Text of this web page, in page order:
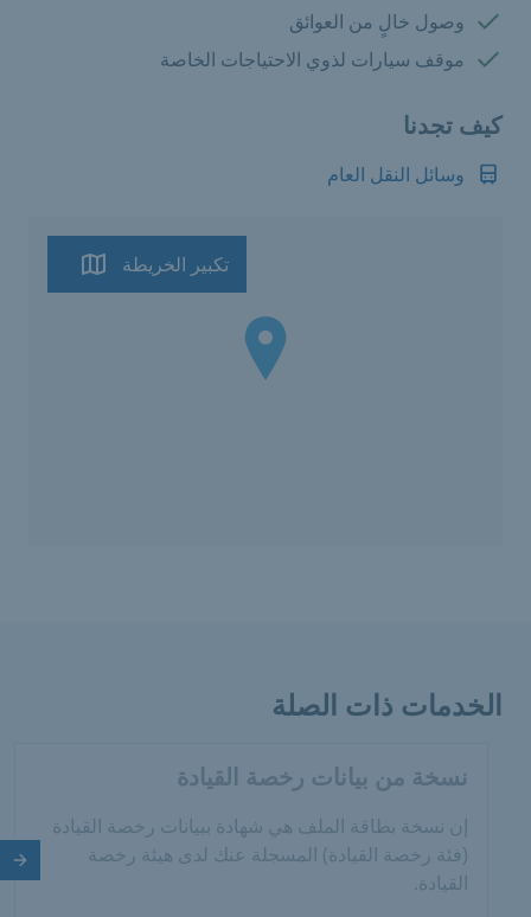
متوفرة:وصول خالٍ من العوائق
متوفرة:موقف سيارات لذوي الاحتياجات الخاصة
كيف تجدنا
وسائل النقل العام
تكبير الخريطة
الخدمات ذات الصلة
نسخة من بيانات رخصة القيادة
إن نسخة بطاقة الملف هي شهادة ببيانات رخصة القيادة
(فئة رخصة القيادة) المسجلة عنك لدى هيئة رخصة
القيادة.